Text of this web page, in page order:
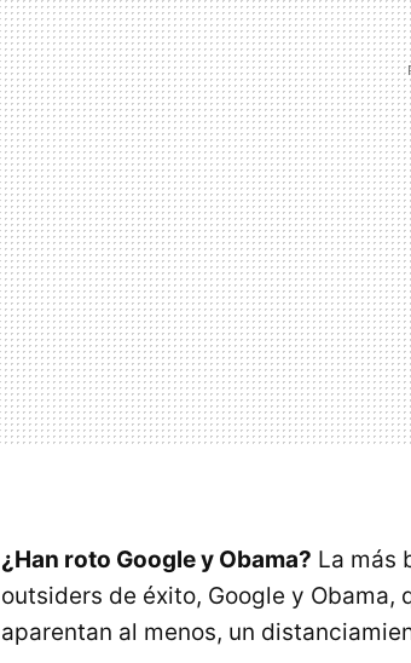
¿Han roto Google y Obama? La más
outsiders de éxito, Google y
aparentan al menos, un